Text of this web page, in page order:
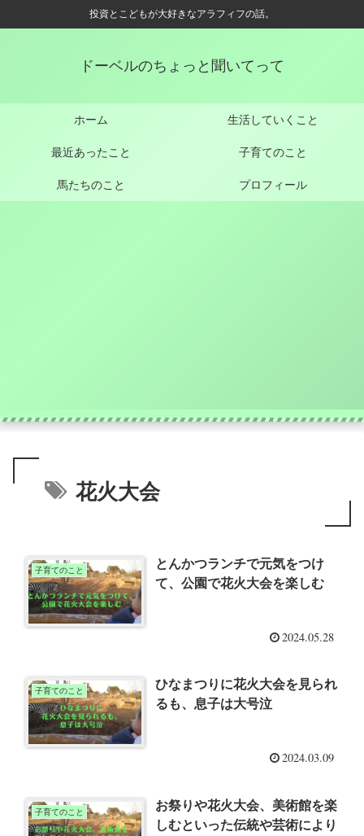
投資とこどもが大好きなアラフィフの話。
ドーベルのちょっと聞いてって
ホーム 生活していくこと
最近あったこと 子育てのこと
馬たちのこと プロフィール
花火大会
子育てのこと
とんかつランチで元気をつけ
て、公園で花火大会を楽しむ
2024.05.28
子育てのこと
ひなまつりに花火大会を見られ
るも、息子は大号泣
2024.03.09
子育てのこと
お祭りや花火大会、美術館を楽
しむといった伝統や芸術により